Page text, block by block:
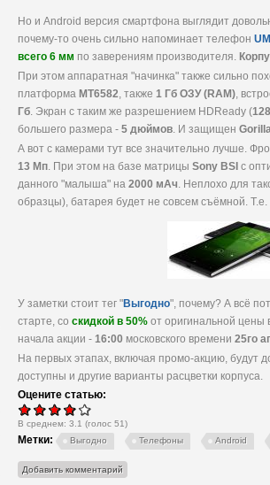
Но и Android версия смартфона выглядит
почему-то очень сильно напоминает телефон
всего 6 мм по заверениям производителя.
При этом аппаратная "начинка" также сильно
платформа MT6582 , также 1 Гб ОЗУ (RAM) ,
Гб . Экран с таким же разрешением HDReady (
большего размера - 5 дюймов . И защищен
А вот с камерами тут все значительно лучше.
13 Мп . При этом на базе матрицы Sony BSI с
данного "малыша" на 2000 мАч . Неплохо для
образцы), батарея будет не совсем съёмной.
У заметки стоит тег "Выгодно", почему? А всё
старте, со скидкой в 50% от оригинальной цены
начала акции - 16:00 московского времени 25го
На первых этапах, включая промо-акцию, будут
доступны и другие варианты расцветки корпуса.
Оцените статью:
В среднем: 3.1 (голос 51)
Метки: Выгодно Телефоны Android
Добавить комментарий